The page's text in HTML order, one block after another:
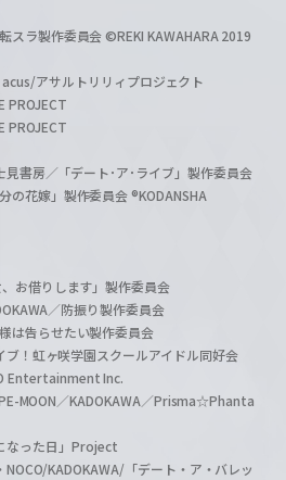
スラ製作委員会 ©REKI KAWAHARA 2019
アサルトリリィプロジェクト
PROJECT
PROJECT
書房／「デート･ア･ライブ」製作委員会
花嫁」製作委員会 ®KODANSHA
お借りします」製作委員会
／防振り製作委員会
は告らせたい製作委員会
！虹ヶ咲学園スクールアイドル同好会
Entertainment Inc.
MOON／KADOKAWA／Prisma☆Phanta
なった日」Project
KADOKAWA/「デート・ア・バレッ